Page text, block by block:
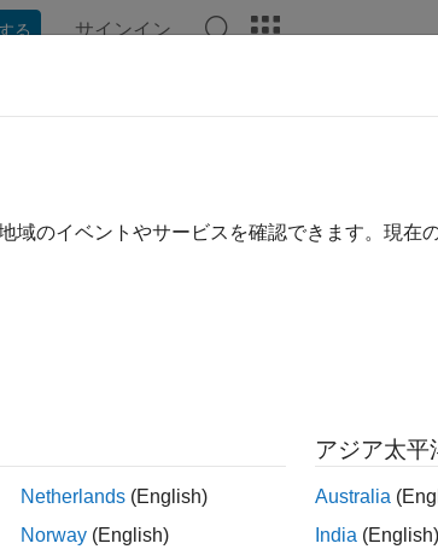
る サインイン
forSimulinkmodels
data for Simulink
App
Model Verification, Validation, and Test
域のイベントやサービスを確認できます。現在
Netherlands (English)
Norway (English)
アジア太平
Australia
India (English)